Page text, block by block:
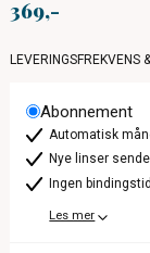
369
LEVERINGSFREKVENS
Abonnement
Automatisk
Nye linser
Ingen bindingstid
Les mer